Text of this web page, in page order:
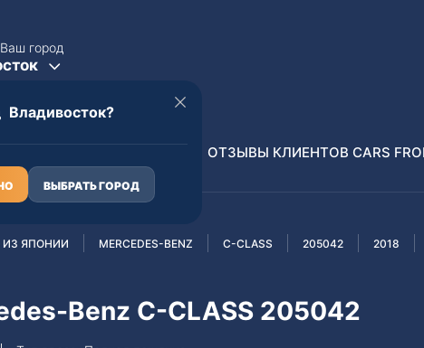
город
Владивосток?
ВЫБРАТЬ ГОРОД
Распилы и
ОТЗЫВЫ КЛИЕНТОВ CARS
ИЗ ЯПОНИИ MERCEDES-BENZ C-CLASS 205042 2018
Benz C-CLASS 205042